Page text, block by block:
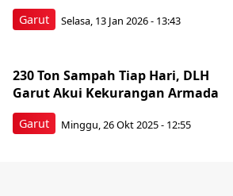
Garut Selasa, 13 Jan 2026 - 13:43
Garut
230 Ton Sampah Tiap Hari, DLH
Garut Akui Kekurangan Armada
Minggu, 26 Okt 2025 - 12:55